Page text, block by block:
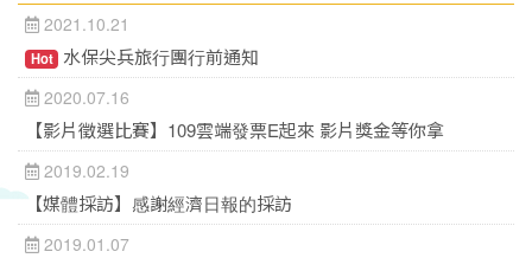
2021.10.21
Hot 水保尖兵旅行團行前通知
2020.07.16
【影片徵選比賽】109雲端發票E起來 影片獎金等你拿
2019.02.19
【媒體採訪】感謝經濟日報的採訪
2019.01.07